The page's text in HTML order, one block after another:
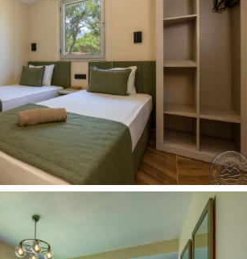
mokestį
nemokamai
už papildomą mokestį
mokestį
(tam tikromis dienomis)
priemonės už papildomą mokestį
mokestį